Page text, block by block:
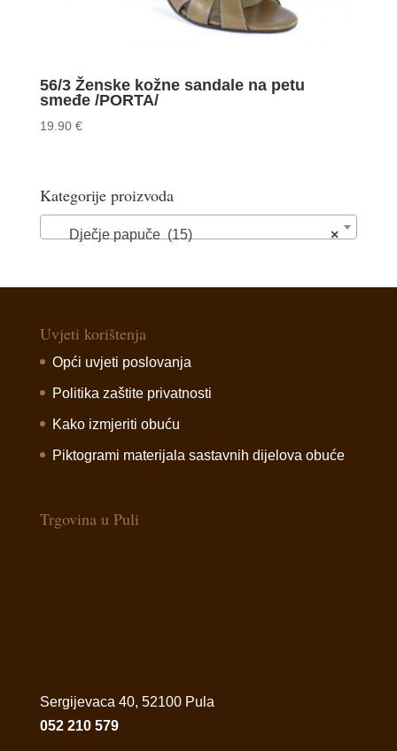
56/3 Ženske kožne sandale na petu
smeđe /PORTA/
19.90 €
Kategorije proizvoda
×
Dječje papuče (15)
Uvjeti korištenja
Opći uvjeti poslovanja
Politika zaštite privatnosti
Kako izmjeriti obuću
Piktogrami materijala sastavnih dijelova obuće
Trgovina u Puli
Sergijevaca 40, 52100 Pula
052 210 579